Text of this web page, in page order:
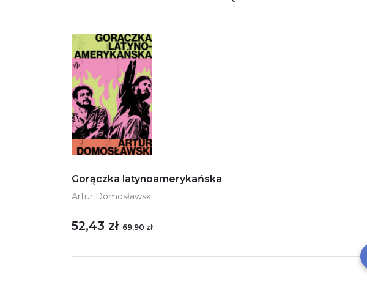
Gorączka latynoamerykańska
Artur Domosławski
52,43 zł 69,90 zł